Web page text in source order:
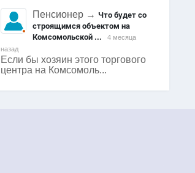
Пенсионер →Что будет со
строящимся объектом на
Комсомольской ...
4 месяца
назад
Если бы хозяин этого торгового
центра на Комсомоль...